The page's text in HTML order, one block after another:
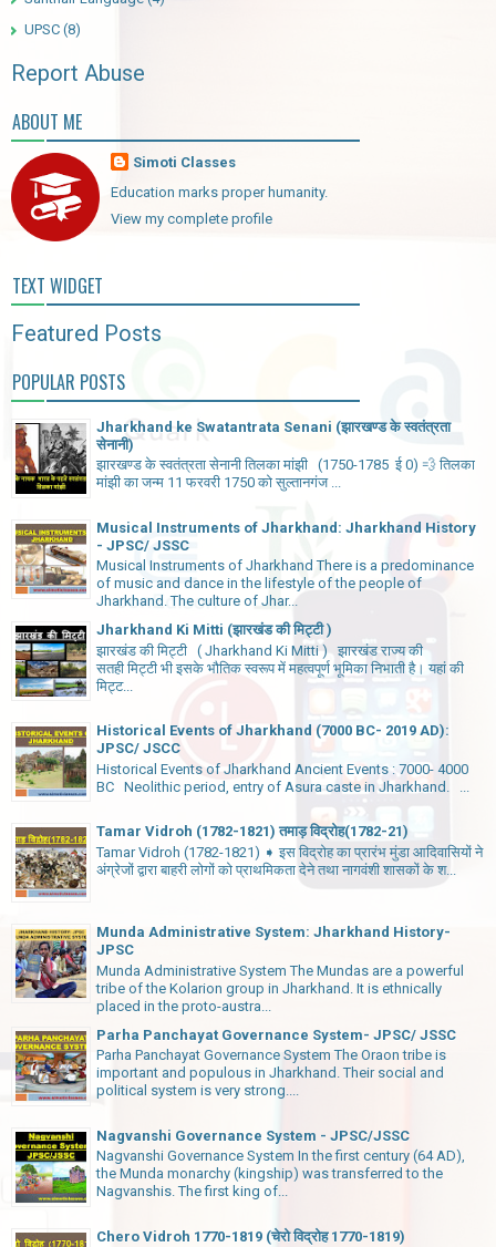
UPSC (8)
Report Abuse
ABOUT ME
Simoti Classes
Education marks proper humanity.
View my complete profile
TEXT WIDGET
Featured Posts
POPULAR POSTS
Jharkhand ke Swatantrata Senani (झारखण्ड के स्वतंत्रता
सेनानी)
झारखण्ड के स्वतंत्रता सेनानी तिलका मांझी (1750-1785 ई 0) 💨 तिलका
मांझी का जन्म 11 फरवरी 1750 को सुल्तानगंज ...
Musical Instruments of Jharkhand: Jharkhand History
- JPSC/ JSSC
Musical Instruments of Jharkhand There is a predominance
of music and dance in the lifestyle of the people of
Jharkhand. The culture of Jhar...
Jharkhand Ki Mitti (झारखंड की मिट्टी )
झारखंड की मिट्टी ( Jharkhand Ki Mitti ) झारखंड राज्य की
सतही मिट्टी भी इसके भौतिक स्वरूप में महत्वपूर्ण भूमिका निभाती है। यहां की
मिट्ट...
Historical Events of Jharkhand (7000 BC- 2019 AD):
JPSC/ JSCC
Historical Events of Jharkhand Ancient Events : 7000- 4000
BC Neolithic period, entry of Asura caste in Jharkhand. ...
Tamar Vidroh (1782-1821) तमाड़ विद्रोह(1782-21)
Tamar Vidroh (1782-1821) ➧ इस विद्रोह का प्रारंभ मुंडा आदिवासियों ने
अंग्रेजों द्वारा बाहरी लोगों को प्राथमिकता देने तथा नागवंशी शासकों के श...
Munda Administrative System: Jharkhand History-
JPSC
Munda Administrative System The Mundas are a powerful
tribe of the Kolarion group in Jharkhand. It is ethnically
placed in the proto-austra...
Parha Panchayat Governance System- JPSC/ JSSC
Parha Panchayat Governance System The Oraon tribe is
important and populous in Jharkhand. Their social and
political system is very strong....
Nagvanshi Governance System - JPSC/JSSC
Nagvanshi Governance System In the first century (64 AD),
the Munda monarchy (kingship) was transferred to the
Nagvanshis. The first king of...
Chero Vidroh 1770-1819 (चेरो विद्रोह 1770-1819)